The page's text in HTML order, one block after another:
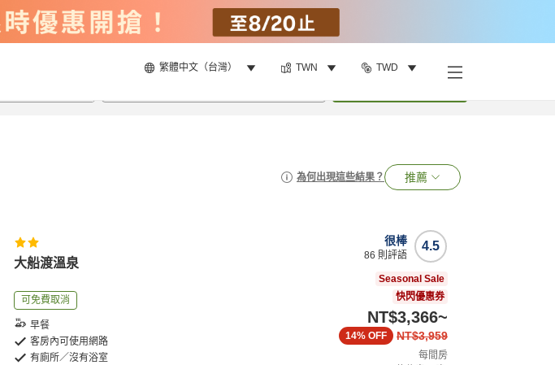
繁體中文（台灣） TWN TWD
為何出現這些結果？ 推薦
大船渡溫泉
可免費取消
早餐
客房內可使用網路
有廁所／沒有浴室
4.5
很棒
86 則評語
Seasonal Sale
快閃優惠券
NT$3,366~
NT$3,959
14% OFF
每間房